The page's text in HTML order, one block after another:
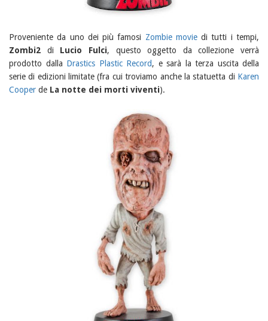
Proveniente da uno dei più famosi Zombie moviedi tutti i tempi,
Zombi2 di Lucio Fulci, questo oggetto da collezione verrà
prodotto dalla Drastics Plastic Record, e sarà la terza uscita della
serie di edizioni limitate (fra cui troviamo anche la statuetta di Karen
Cooper de La notte dei morti viventi).